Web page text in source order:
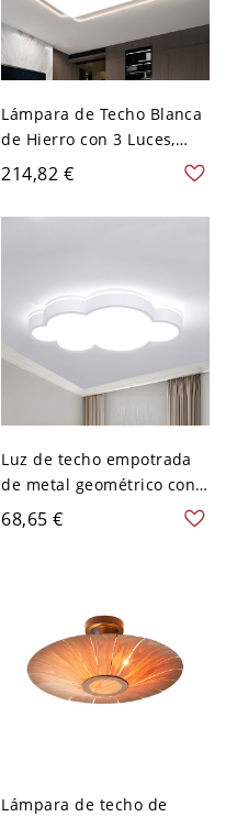
Lámpara de Techo Blanca
de Hierro con 3 Luces,
Montaje Plano y Conexión
Directa, 110V-120V, Tres
Niveles (Luz
214,82 €
Luz de techo empotrada
de metal geométrico con
pantalla acrílica blanca -
Blanco 110 A 120 V 48,26
68,65 €
Lámpara de techo de